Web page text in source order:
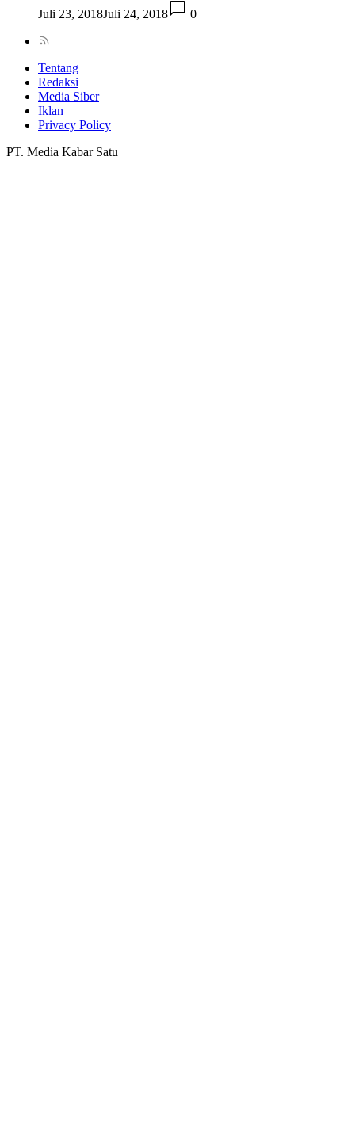
Juli 23, 2018Juli 24, 2018 0
Tentang
Redaksi
Media Siber
Iklan
Privacy Policy
PT. Media Kabar Satu